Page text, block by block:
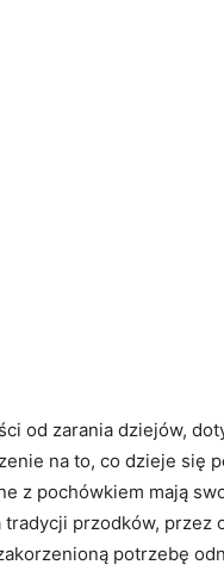
od zarania dziejów,
na to, co dzieje się
z pochówkiem mają
przodków, przez
potrzebę